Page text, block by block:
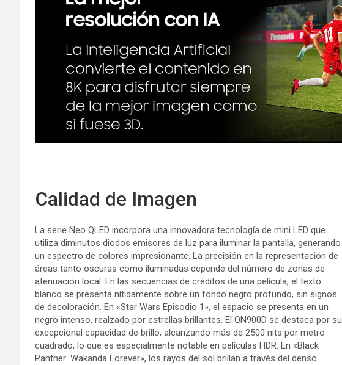
Calidad de Imagen
La serie Neo QLED incorpora una innovadora tecnología de mini LED que
utiliza diminutos diodos emisores de luz para iluminar la pantalla, generando
un espectro de colores impresionante. La precisión en la representación de
áreas tanto oscuras como iluminadas depende del número de zonas de
atenuación local. En las secuencias de créditos de una película, el texto
blanco se presenta nítidamente sobre un fondo negro profundo, sin signos
de decoloración. En «Star Wars Episodio 1», el espacio se presenta en un
negro intenso, realzado por estrellas brillantes. El QN900D se destaca por su
excepcional capacidad de brillo, alcanzando más de 2500 nits por metro
cuadrado, lo que es especialmente notable en películas HDR. En «Black
Panther: Wakanda Forever», los rayos del sol brillan a través del denso